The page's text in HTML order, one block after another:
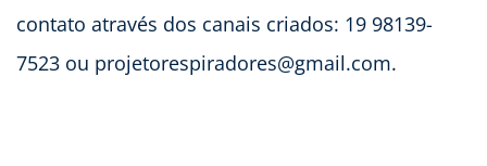
contato através dos canais criados: 19 98139-
7523 ou projetorespiradores@gmail.com.